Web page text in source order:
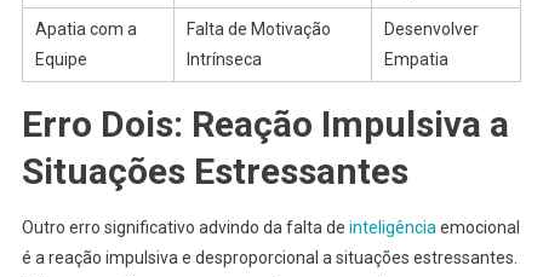
Apatia com a
Equipe
Falta de Motivação
Intrínseca
Desenvolver
Empatia
Erro Dois: Reação Impulsiva a
Situações Estressantes
Outro erro significativo advindo da falta de inteligência emocional
é a reação impulsiva e desproporcional a situações estressantes.